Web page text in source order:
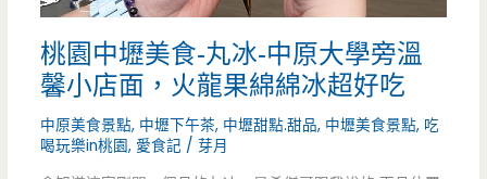
頭
涮
涮
鍋
桃園中壢美食-丸冰-中原大學旁溫
馨小店面，火龍果綿綿冰超好吃
中原美食景點, 中壢下午茶, 中壢甜點.甜品, 中壢美食景點, 吃
喝玩樂in桃園, 愛食記 /芽月